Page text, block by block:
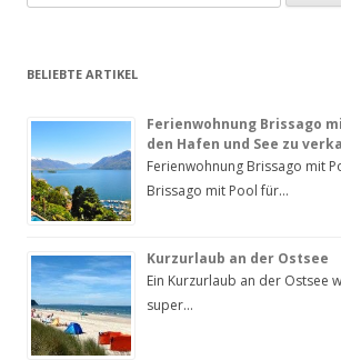
nach:
BELIEBTE ARTIKEL
Ferienwohnung Brissago
den Hafen und See zu
Ferienwohnung Brissago mit
Brissago mit Pool für…
Kurzurlaub an der Ostsee
Ein Kurzurlaub an der Ostsee
super…